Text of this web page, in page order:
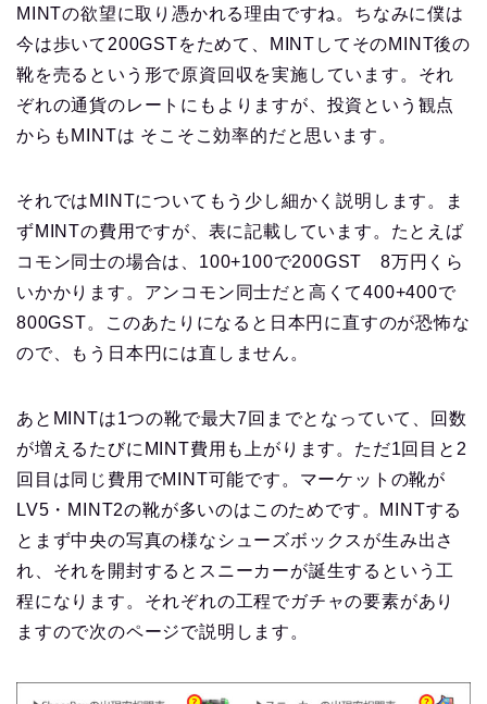
MINTの欲望に取り憑かれる理由ですね。ちなみに僕は
今は歩いて200GSTをためて、MINTしてそのMINT後の
靴を売るという形で原資回収を実施しています。それ
ぞれの通貨のレートにもよりますが、投資という観点
からもMINTは そこそこ効率的だと思います。
それではMINTについてもう少し細かく説明します。ま
ずMINTの費用ですが、表に記載しています。たとえば
コモン同士の場合は、100+100で200GST 8万円くら
いかかります。アンコモン同士だと高くて400+400で
800GST。このあたりになると日本円に直すのが恐怖な
ので、もう日本円には直しません。
あとMINTは1つの靴で最大7回までとなっていて、回数
が増えるたびにMINT費用も上がります。ただ1回目と2
回目は同じ費用でMINT可能です。マーケットの靴が
LV5・MINT2の靴が多いのはこのためです。MINTする
とまず中央の写真の様なシューズボックスが生み出さ
れ、それを開封するとスニーカーが誕生するという工
程になります。それぞれの工程でガチャの要素があり
ますので次のページで説明します。